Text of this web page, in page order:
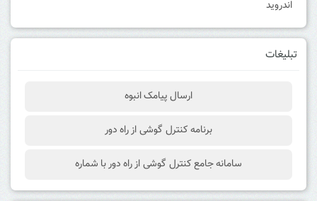
اندروید
تبلیغات
ارسال پیامک انبوه
برنامه کنترل گوشی از راه دور
سامانه جامع کنترل گوشی از راه دور با شماره